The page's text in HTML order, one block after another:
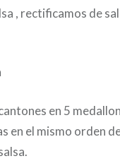
, rectificamos de
en 5
en el mismo orden